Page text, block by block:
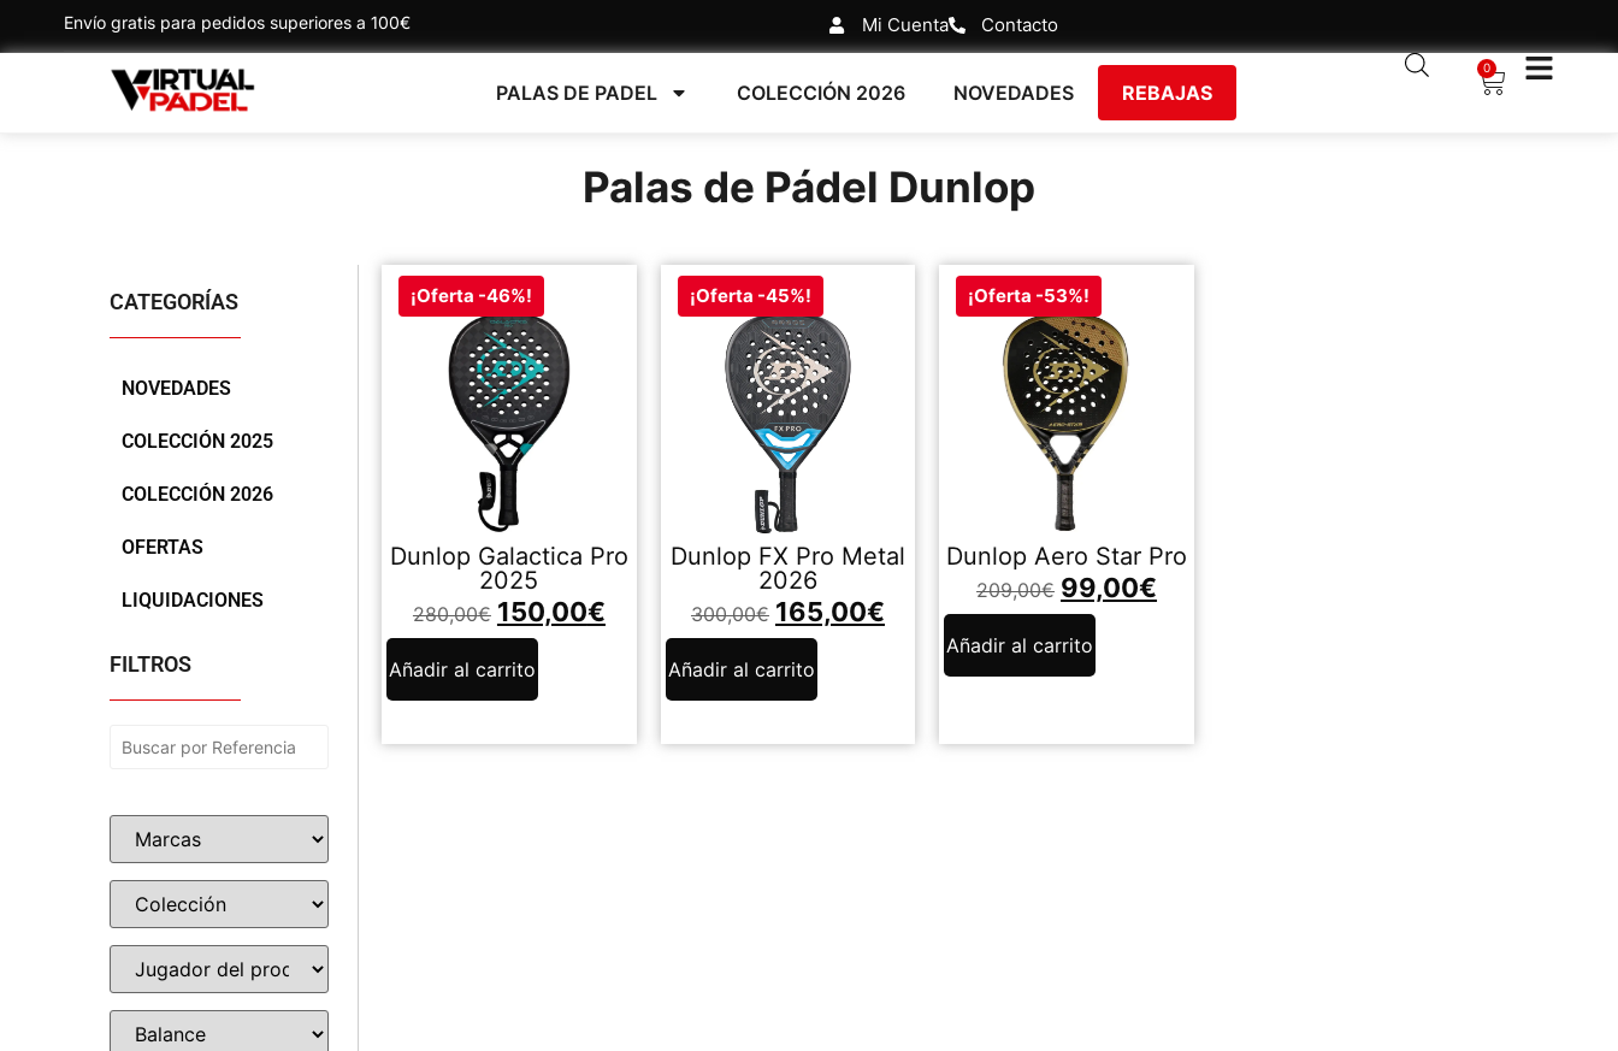
Envío gratis para pedidos superiores a 100€ Mi Cuenta Contacto
PALAS DE PADEL COLECCIÓN 2026 NOVEDADES REBAJAS
0
Palas de Pádel Dunlop
CATEGORÍAS
NOVEDADES
COLECCIÓN 2025
COLECCIÓN 2026
OFERTAS
LIQUIDACIONES
FILTROS
¡Oferta -46%!
Dunlop Galactica Pro
2025
280,00€ 150,00€
Añadir al carrito
¡Oferta -45%!
Dunlop FX Pro Metal
2026
300,00€ 165,00€
Añadir al carrito
¡Oferta -53%!
Dunlop Aero Star Pro
209,00€ 99,00€
Añadir al carrito